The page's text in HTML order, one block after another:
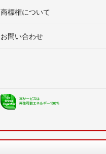
商標権について
お問い合わせ